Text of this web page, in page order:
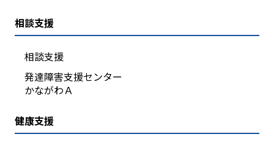
相談支援
相談支援
発達障害支援センター
かながわＡ
健康支援